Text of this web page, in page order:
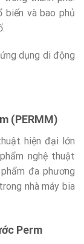
biến và bao phủ
dụng di động
(PERMM)
hiện đại lớn
nghệ thuật
đa phương
nhà máy bia
Perm